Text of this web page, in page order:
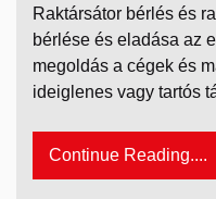
Raktársátor bérlés és
bérlése és eladása az
megoldás a cégek és
ideiglenes vagy tartós
Continue Reading....